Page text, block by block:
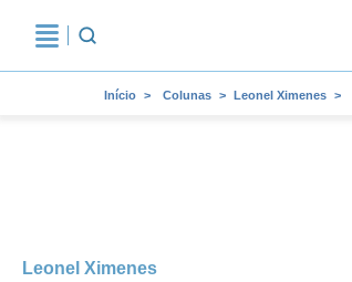
Início Colunas Leonel Ximenes
Leonel Ximenes